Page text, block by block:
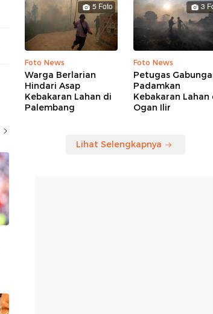
5 Foto
Foto News
Warga Berlarian
Hindari Asap
Kebakaran Lahan di
Palembang
3
Foto News
Petugas
Padamkan
Kebakaran Lahan
Ogan Ilir
Lihat Selengkapnya